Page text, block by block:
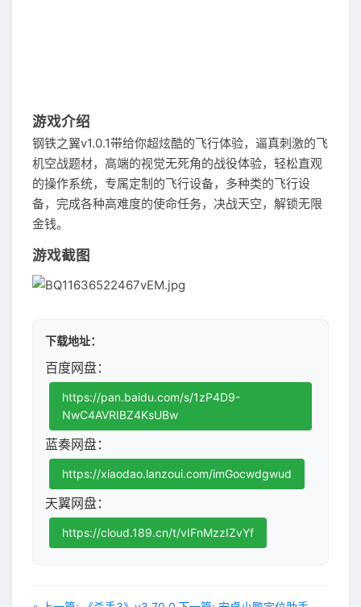
游戏介绍
钢铁之翼v1.0.1带给你超炫酷的飞行体验，逼真刺激的飞
机空战题材，高端的视觉无死角的战役体验，轻松直观
的操作系统，专属定制的飞行设备，多种类的飞行设
备，完成各种高难度的使命任务，决战天空，解锁无限
金钱。
游戏截图
下载地址：
百度网盘：
https://pan.baidu.com/s/1zP4D9-
NwC4AVRIBZ4KsUBw
蓝奏网盘：
https://xiaodao.lanzoui.com/imGocwdgwud
天翼网盘：
https://cloud.189.cn/t/vIFnMzzIZvYf